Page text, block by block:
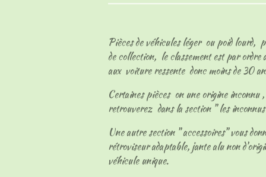
Pièces de véhicules léger ou poid
de collection, le classement est par
aux voiture ressente donc moins de 30
Certaines pièces on une origine inconnu
retrouverez dans la section " les
Une autre section " accessoires" vous
rétroviseur adaptable, jante alu non
véhicule unique.